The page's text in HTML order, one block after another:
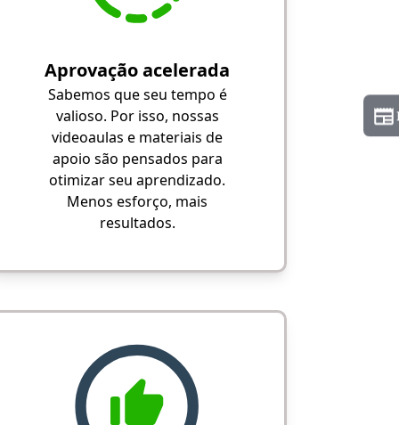
Aprovação acelerada
Sabemos que seu tempo é
valioso. Por isso, nossas
videoaulas e materiais de
apoio são pensados para
otimizar seu aprendizado.
Menos esforço, mais
resultados.